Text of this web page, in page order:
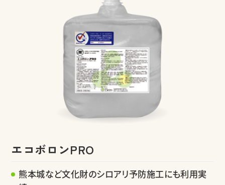
エコボロンPRO
熊本城など文化財のシロアリ予防施工にも利用実